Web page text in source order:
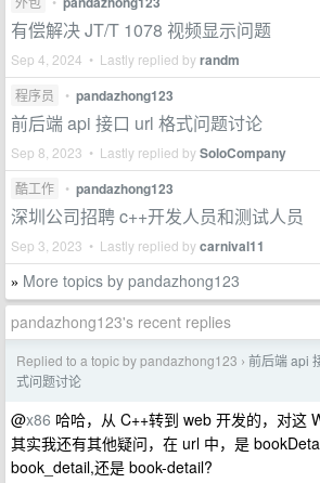
有偿解决 JT/T 1078 视频显示问题
Sep 4, 2024 • Lastly replied byrandm
程序员 • pandazhong123
前后端 api 接口 url 格式问题讨论
Sep 8, 2023 • Lastly replied bySoloCompany
酷工作 • pandazhong123
深圳公司招聘 c++开发人员和测试人员
Sep 3, 2023 • Lastly replied bycarnival11
» More topics by pandazhong123
pandazhong123's recent replies
Replied to a topic by pandazhong123 › 前后端 api
式问题讨论
@x86 哈哈，从 C++转到 web 开发的，对这
其实我还有其他疑问，在 url 中，是
book_detail,还是 book-detail?